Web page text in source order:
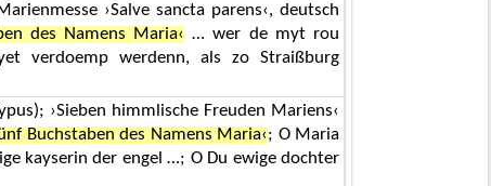
›Salve sancta parens‹, deutsch
des Namens Maria‹ … wer de myt rou
verdoemp werdenn, als zo Straißburg
›Sieben himmlische Freuden Mariens‹
Buchstaben des Namens Maria‹; O Maria
kayserin der engel …; O Du ewige dochter